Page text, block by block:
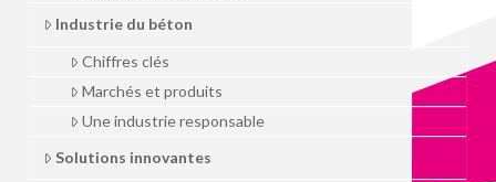
Industrie du béton
Chiffres clés
Marchés et produits
Une industrie responsable
Solutions innovantes